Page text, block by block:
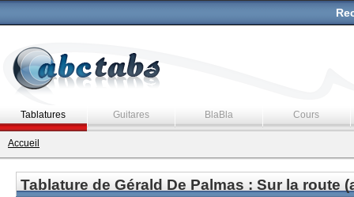
Tablatures Guitares BlaBla Cours
Accueil
Tablature de Gérald De Palmas : Sur la route